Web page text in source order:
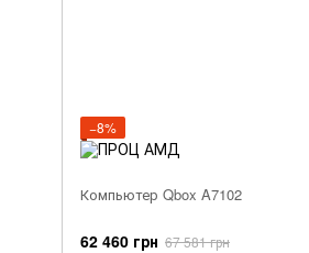
−8%
Компьютер Qbox A7102
62 460 грн 67 581 грн